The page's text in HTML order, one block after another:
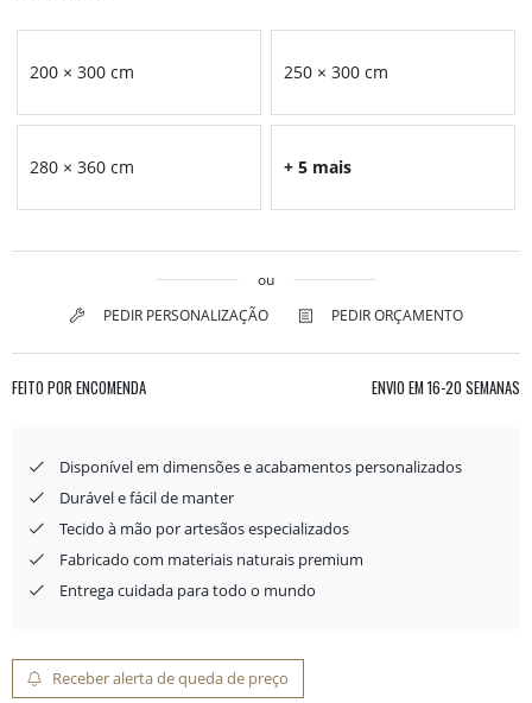
200 × 300 cm 250 × 300 cm
280 × 360 cm + 5 mais
ou
PEDIR PERSONALIZAÇÃO
PEDIR ORÇAMENTO
FEITO POR ENCOMENDA ENVIO EM 16-20 SEMANAS
Disponível em dimensões e acabamentos personalizados
Durável e fácil de manter
Tecido à mão por artesãos especializados
Fabricado com materiais naturais premium
Entrega cuidada para todo o mundo
Receber alerta de queda de preço